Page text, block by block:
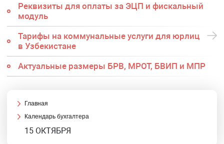
Реквизиты для оплаты за ЭЦП и фискальный
модуль
Тарифы на коммунальные услуги для юрлиц
в Узбекистане
Актуальные размеры БРВ, МРОТ, БВИП и МПР
Главная
Календарь бухгалтера
15 ОКТЯБРЯ